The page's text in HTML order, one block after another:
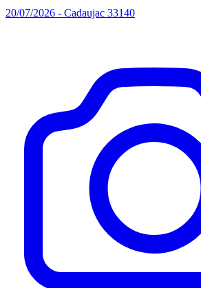
20/07/2026 - Cadaujac 33140